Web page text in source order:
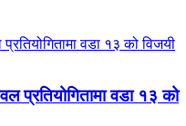
प्रतियोगितामा वडा १३ को